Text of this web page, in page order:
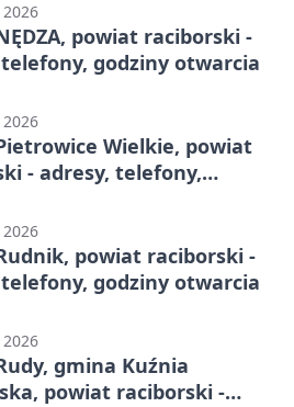
powiat raciborski -
godziny otwarcia
Wielkie, powiat
- adresy, telefony,
powiat raciborski -
godziny otwarcia
gmina Kuźnia
powiat raciborski -